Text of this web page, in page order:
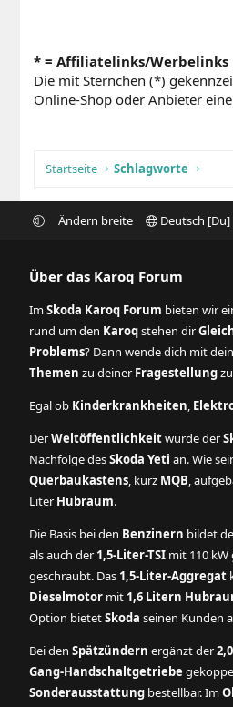
* = Affiliatelinks/Werbelinks
Die mit Sternchen (*)
Online-Shop oder Anbieter
Startseite Schlagworte
Ändern breite Deutsch [Du]
Über das Karoq Forum
ImSkoda Karoq Forum bieten wir
rund um den Karoqstehen dir
Problems? Dann wende dich mit
Themen zu deiner Fragestellung
Egal ob Kinderkrankheiten,
DerWeltöffentlichkeitwurde der
Nachfolge desSkoda Yeti an. Wie
Querbaukastens, kurz MQB,
Liter Hubraum.
Die Basis bei den Benzinern bildet
als auch der 1,5-Liter-TSI mit 110 kW
geschraubt. Das 1,5-Liter-Aggregat
Dieselmotor mit 1,6 Litern
Option bietetSkoda seinen Kunden
Bei den Spätzündern ergänzt der
Gang-Handschaltgetriebe
Sonderausstattung bestellbar. Im